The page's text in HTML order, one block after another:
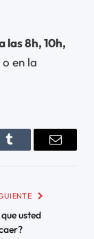
las 8h, 10h,
o en la
Tumblr Email
usted